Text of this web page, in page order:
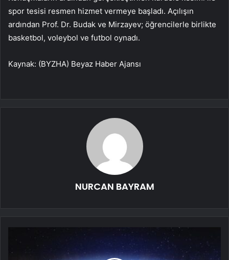
spor tesisi resmen hizmet vermeye başladı. Açılışın
ardından Prof. Dr. Budak ve Mirzayev; öğrencilerle birlikte
basketbol, voleybol ve futbol oynadı.
Kaynak: (BYZHA) Beyaz Haber Ajansı
NURCAN BAYRAM